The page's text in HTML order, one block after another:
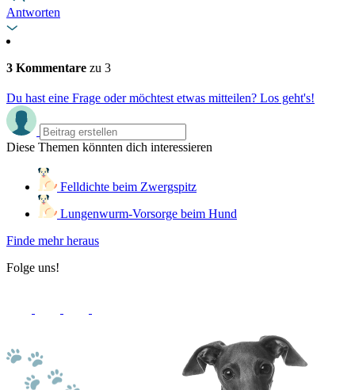
Antworten
3 Kommentare zu 3
Du hast eine Frage oder möchtest etwas mitteilen? Los geht's!
Diese Themen könnten dich interessieren
Felldichte beim Zwergspitz
Lungenwurm-Vorsorge beim Hund
Finde mehr heraus
Folge uns!